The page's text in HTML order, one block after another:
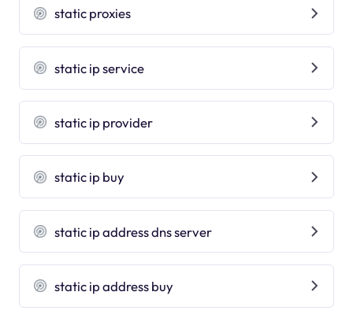
static proxies
static ip service
static ip provider
static ip buy
static ip address dns server
static ip address buy